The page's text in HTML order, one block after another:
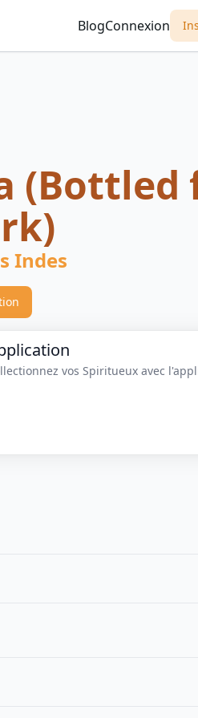
BlogConnexion
(Bottled
Indes
vos Spiritueux avec